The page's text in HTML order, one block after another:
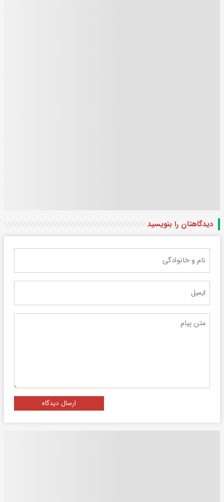
دیدگاهتان را بنویسید
ارسال دیدگاه